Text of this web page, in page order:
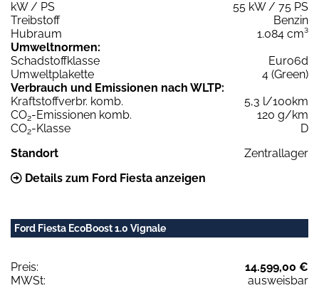
kW / PS
55 kW / 75 PS
Treibstoff
Benzin
Hubraum
1.084 cm³
Umweltnormen:
Schadstoffklasse
Euro6d
Umweltplakette
4 (Green)
Verbrauch und Emissionen nach WLTP:
Kraftstoffverbr. komb.
5,3 l/100km
CO2-Emissionen komb.
120 g/km
CO2-Klasse
D
Standort
Zentrallager
Details zum Ford Fiesta anzeigen
Ford Fiesta EcoBoost 1.0 Vignale
Preis:
14.599,00 €
MWSt:
ausweisbar